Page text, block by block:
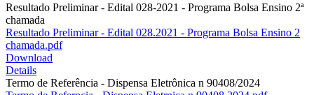
Resultado Preliminar - Edital 028-2021 - Programa Bolsa Ensino 2ª
chamada
Resultado Preliminar - Edital 028.2021 - Programa Bolsa Ensino 2
chamada.pdf
Download
Details
Termo de Referência - Dispensa Eletrônica n 90408/2024